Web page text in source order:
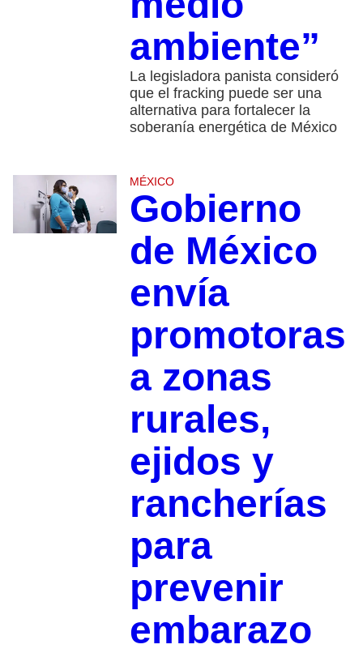
ambiente”
La legisladora panista consideró
que el fracking puede ser una
alternativa para fortalecer la
soberanía energética de México
MÉXICO
Gobierno
de México
envía
promotoras
a zonas
rurales,
ejidos y
rancherías
para
prevenir
embarazo